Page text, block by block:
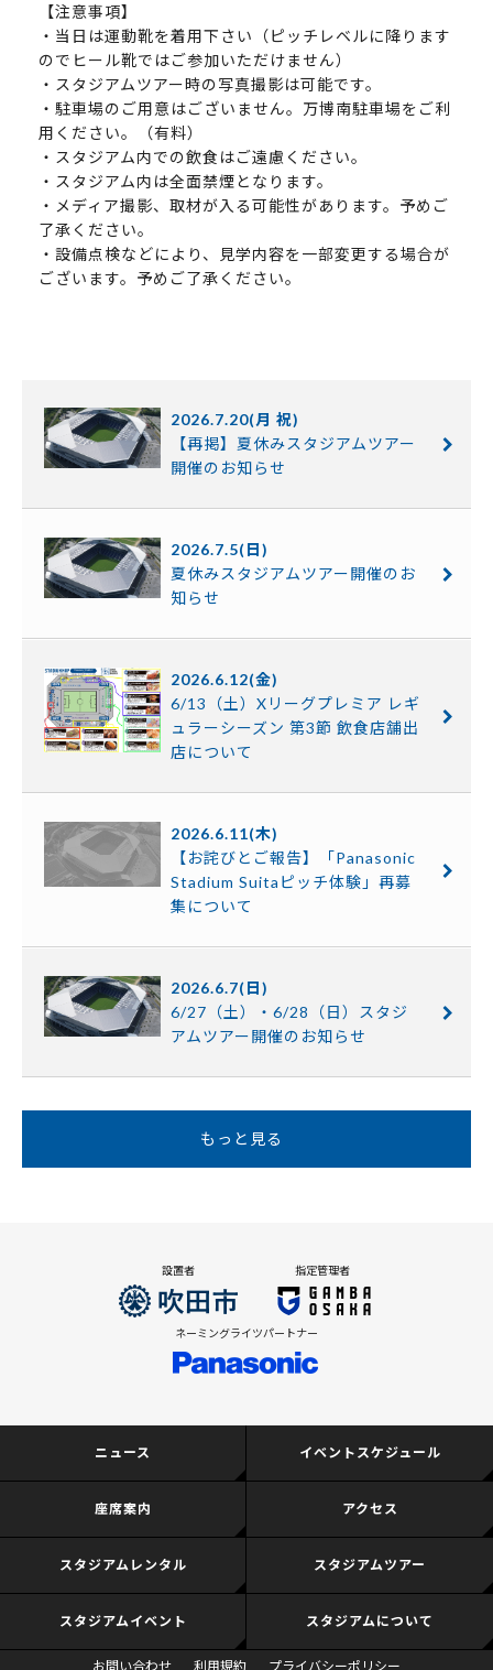
【注意事項】
・当日は運動靴を着用下さい（ピッチレベルに降ります
のでヒール靴ではご参加いただけません）
・スタジアムツアー時の写真撮影は可能です。
・駐車場のご用意はございません。万博南駐車場をご利
用ください。（有料）
・スタジアム内での飲食はご遠慮ください。
・スタジアム内は全面禁煙となります。
・メディア撮影、取材が入る可能性があります。予めご
了承ください。
・設備点検などにより、見学内容を一部変更する場合が
ございます。予めご了承ください。
2026.7.20(月 祝)
【再掲】夏休みスタジアムツアー
開催のお知らせ
2026.7.5(日)
夏休みスタジアムツアー開催のお
知らせ
2026.6.12(金)
6/13（土）Xリーグプレミア レギ
ュラーシーズン 第3節 飲食店舗出
店について
2026.6.11(木)
【お詫びとご報告】「Panasonic
Stadium Suitaピッチ体験」再募
集について
2026.6.7(日)
6/27（土）・6/28（日）スタジ
アムツアー開催のお知らせ
もっと見る
設置者 指定管理者
ネーミングライツパートナー
ニュース イベントスケジュール
座席案内 アクセス
スタジアムレンタル スタジアムツアー
スタジアムイベント スタジアムについて
お問い合わせ 利用規約 プライバシーポリシー